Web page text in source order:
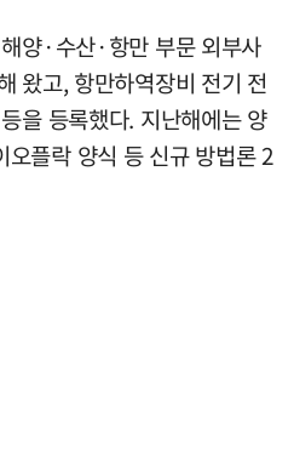
양·수산·항만 부문 외부사
왔고, 항만하역장비 전기 전
을 등록했다. 지난해에는 양
오플락 양식 등 신규 방법론 2